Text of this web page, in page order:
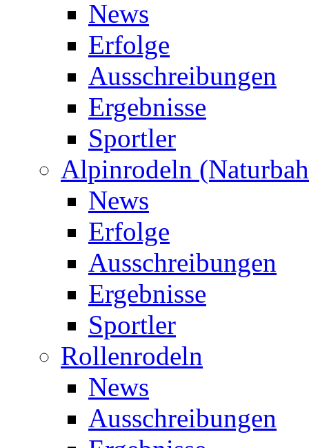
News
Erfolge
Ausschreibungen
Ergebnisse
Sportler
Alpinrodeln
News
Erfolge
Ausschreibungen
Ergebnisse
Sportler
Rollenrodeln
News
Ausschreibungen